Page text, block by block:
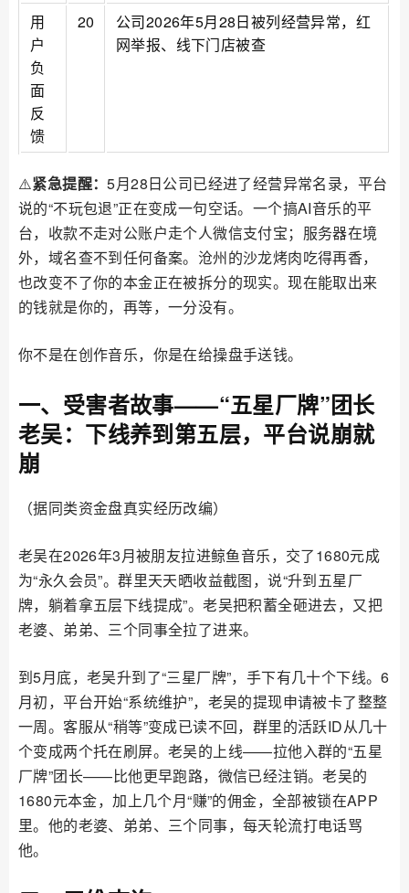
用
户
负
面
反
馈
20
公司2026年5月28日被列经营异常，红
网举报、线下门店被查
⚠️紧急提醒：5月28日公司已经进了经营异常名录，平台
说的“不玩包退”正在变成一句空话。一个搞AI音乐的平
台，收款不走对公账户走个人微信支付宝；服务器在境
外，域名查不到任何备案。沧州的沙龙烤肉吃得再香，
也改变不了你的本金正在被拆分的现实。现在能取出来
的钱就是你的，再等，一分没有。
你不是在创作音乐，你是在给操盘手送钱。
一、受害者故事——“五星厂牌”团长
老吴：下线养到第五层，平台说崩就
崩
（据同类资金盘真实经历改编）
老吴在2026年3月被朋友拉进鲸鱼音乐，交了1680元成
为“永久会员”。群里天天晒收益截图，说“升到五星厂
牌，躺着拿五层下线提成”。老吴把积蓄全砸进去，又把
老婆、弟弟、三个同事全拉了进来。
到5月底，老吴升到了“三星厂牌”，手下有几十个下线。6
月初，平台开始“系统维护”，老吴的提现申请被卡了整整
一周。客服从“稍等”变成已读不回，群里的活跃ID从几十
个变成两个托在刷屏。老吴的上线——拉他入群的“五星
厂牌”团长——比他更早跑路，微信已经注销。老吴的
1680元本金，加上几个月“赚”的佣金，全部被锁在APP
里。他的老婆、弟弟、三个同事，每天轮流打电话骂
他。